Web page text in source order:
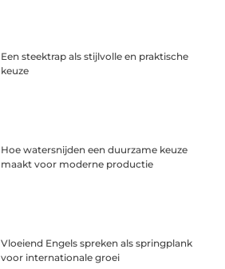
Een steektrap als stijlvolle en praktische
keuze
Hoe watersnijden een duurzame keuze
maakt voor moderne productie
Vloeiend Engels spreken als springplank
voor internationale groei